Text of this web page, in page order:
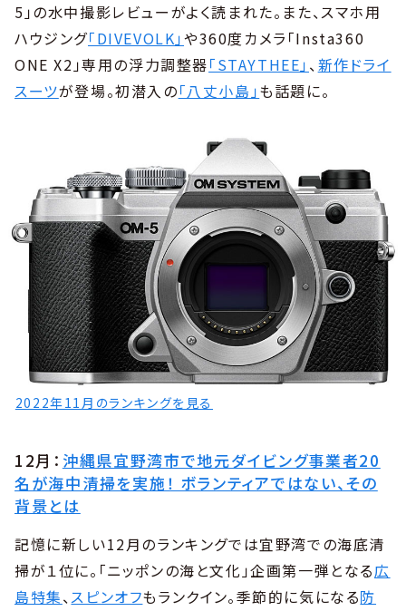
5」の水中撮影レビューがよく読まれた。また、スマホ用
ハウジング「DIVEVOLK」や360度カメラ「Insta360
ONE X2」専用の浮力調整器「STAYTHEE」 、新作ドライ
スーツが登場。初潜入の「八丈小島」も話題に。
2022年11月のランキングを見る
12月： 沖縄県宜野湾市で地元ダイビング事業者20
名が海中清掃を実施！ ボランティアではない、その
背景とは
記憶に新しい12月のランキングでは宜野湾での海底清
掃が１位に。「ニッポンの海と文化」企画第一弾となる広
島特集、スピンオフもランクイン。季節的に気になる防